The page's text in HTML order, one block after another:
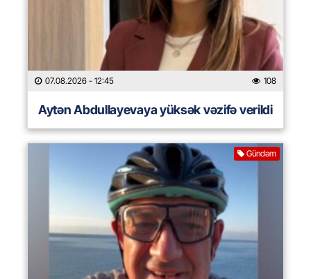
07.08.2026 - 12:45 108
Aytən Abdullayevaya yüksək vəzifə verildi
Gündəm